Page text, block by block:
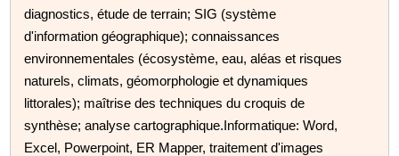
diagnostics, étude de terrain; SIG (système
d'information géographique); connaissances
environnementales (écosystème, eau, aléas et risques
naturels, climats, géomorphologie et dynamiques
littorales); maîtrise des techniques du croquis de
synthèse; analyse cartographique.Informatique: Word,
Excel, Powerpoint, ER Mapper, traitement d'images